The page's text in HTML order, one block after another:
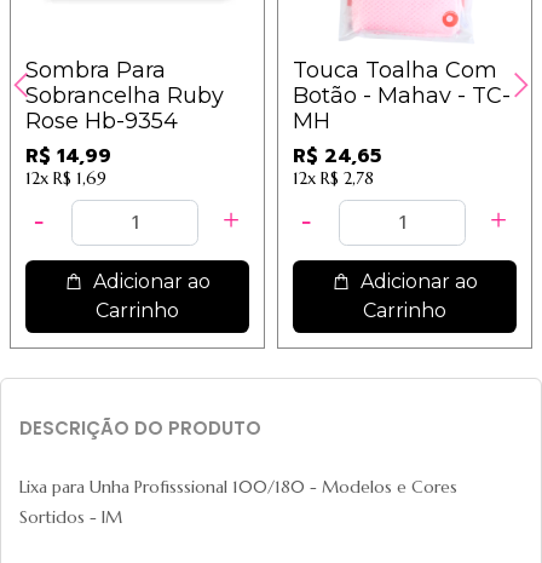
Sombra Para
Sobrancelha Ruby
Rose Hb-9354
R$ 14,99
12x R$ 1,69
Adicionar ao
Carrinho
Touca Toalha Com
Botão - Mahav - TC-
MH
R$ 24,65
12x R$ 2,78
Adicionar ao
Carrinho
DESCRIÇÃO DO PRODUTO
Lixa para Unha Profisssional 100/180 - Modelos e Cores
Sortidos - IM